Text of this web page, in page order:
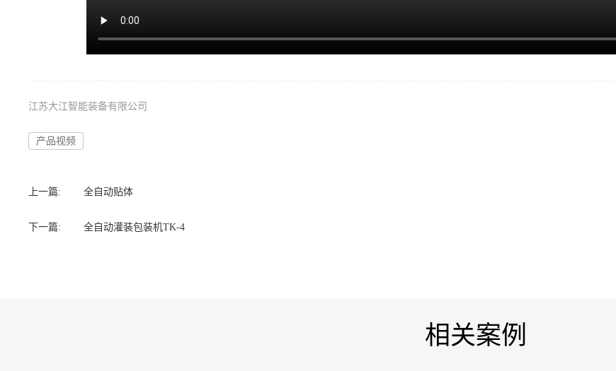
江苏大江智能装备有限公司
产品视频
上一篇: 全自动贴体
下一篇: 全自动灌装包装机TK-4
相关案例